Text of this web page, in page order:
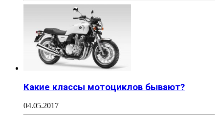
Какие классы мотоциклов бывают?
04.05.2017